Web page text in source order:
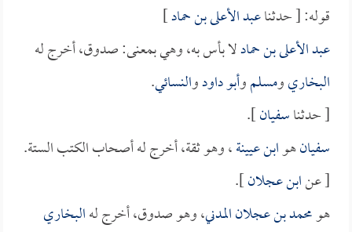
قوله: [ حدثناعبد الأعلى بن حماد]
عبد الأعلى بن حمادلا بأس به، وهي بمعنى: صدوق، أخرج له
البخاريومسلموأبو داودوالنسائي.
[ حدثناسفيان].
سفيانهوابن عيينة، وهو ثقة، أخرج له أصحاب الكتب الستة.
[ عنابن عجلان].
هومحمد بن عجلان المدني، وهو صدوق، أخرج لهالبخاري